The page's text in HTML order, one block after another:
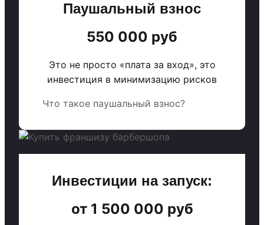
Паушальный взнос
550 000 руб
Это не просто «плата за вход», это
инвестиция в минимизацию рисков
Что такое паушальный взнос?
Инвестиции на запуск:
от 1 500 000 руб